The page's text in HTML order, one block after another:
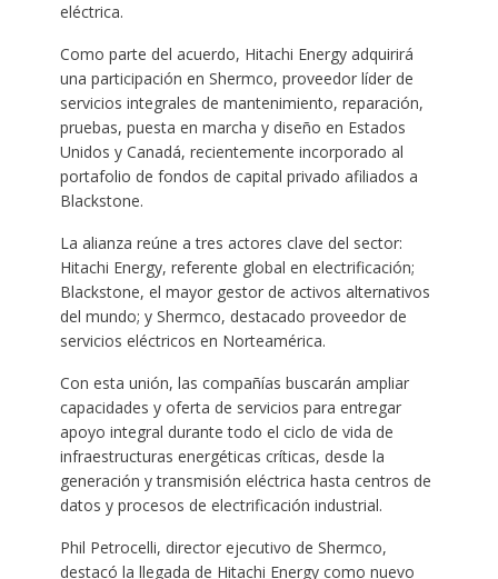
eléctrica.
Como parte del acuerdo, Hitachi Energy adquirirá
una participación en Shermco, proveedor líder de
servicios integrales de mantenimiento, reparación,
pruebas, puesta en marcha y diseño en Estados
Unidos y Canadá, recientemente incorporado al
portafolio de fondos de capital privado afiliados a
Blackstone.
La alianza reúne a tres actores clave del sector:
Hitachi Energy, referente global en electrificación;
Blackstone, el mayor gestor de activos alternativos
del mundo; y Shermco, destacado proveedor de
servicios eléctricos en Norteamérica.
Con esta unión, las compañías buscarán ampliar
capacidades y oferta de servicios para entregar
apoyo integral durante todo el ciclo de vida de
infraestructuras energéticas críticas, desde la
generación y transmisión eléctrica hasta centros de
datos y procesos de electrificación industrial.
Phil Petrocelli, director ejecutivo de Shermco,
destacó la llegada de Hitachi Energy como nuevo